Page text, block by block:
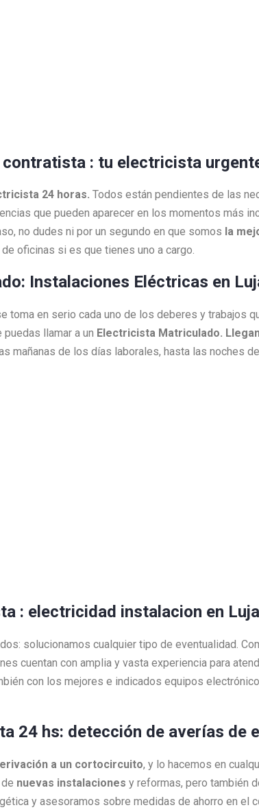
: tu electricista
24 horas. Todos están pendientes de las
que pueden aparecer en los momentos más
no dudes ni por un segundo en que somos la
oficinas si es que tienes uno a cargo.
Instalaciones Eléctricas en
en serio cada uno de los deberes y trabajos
llamar a un Electricista Matriculado.
mañanas de los días laborales, hasta las noches
: electricidad instalacion en
solucionamos cualquier tipo de eventualidad.
cuentan con amplia y vasta experiencia para
con los mejores e indicados equipos
24 hs: detección de averías de
a un cortocircuito, y lo hacemos en
nuevas instalaciones y reformas, pero también
y asesoramos sobre medidas de ahorro en el